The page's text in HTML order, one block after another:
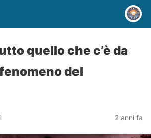
quello che c’è da
del
2 anni fa